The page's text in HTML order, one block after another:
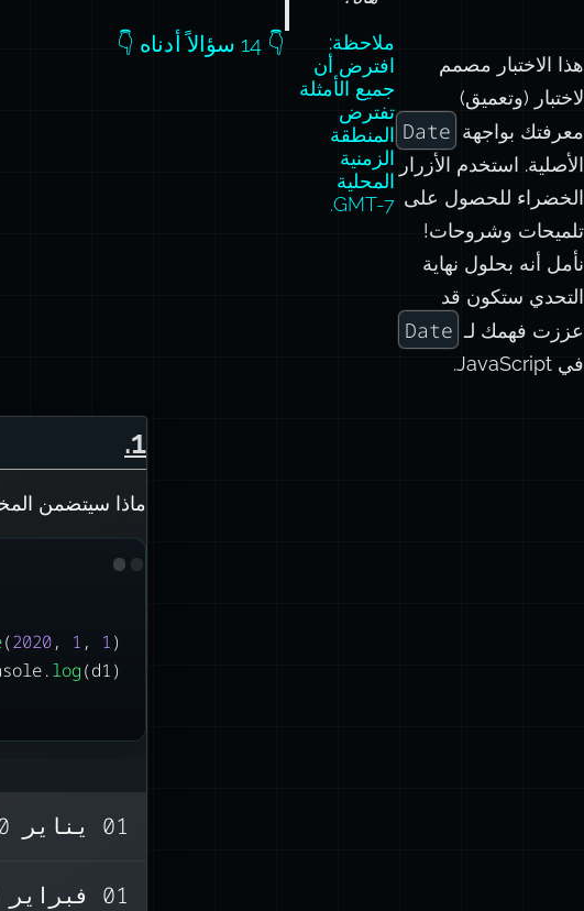
هذا الاختبار مصمم
لاختبار (وتعميق)
معرفتك بواجهة
Date
الأصلية. استخدم الأزرار
الخضراء للحصول على
تلميحات وشروحات!
نأمل أنه بحلول نهاية
التحدي ستكون قد
عززت فهمك لـ Date
ملاحظة:
افترض أن
جميع الأمثلة
تفترض
المنطقة
الزمنية
المحلية
1
.
(2020 , 1, 1 )
وسيطة الشهر تبدأ من الصفر. بنطاق من 0 إلى 11 (باستخدام